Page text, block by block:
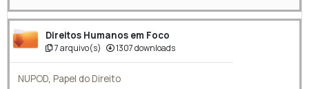
Direitos Humanos em Foco
7 arquivo(s) 1307 downloads
NUPOD, Papel do Direito